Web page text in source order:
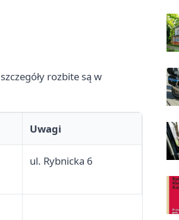
rozbite są w
Uwagi
ul. Rybnicka 6